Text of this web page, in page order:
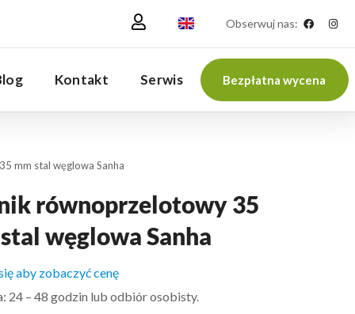
Obserwuj nas:
Kontakt Serwis Bezpłatna wycena
mm stal węglowa Sanha
równoprzelotowy 35
węglowa Sanha
aby zobaczyć cenę
24 – 48 godzin lub odbiór osobisty.